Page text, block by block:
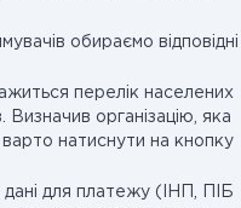
обираємо відповідні
перелік населених
Визначив організацію, яка
натиснути на кнопку
дані для платежу (ІНП, ПІБ